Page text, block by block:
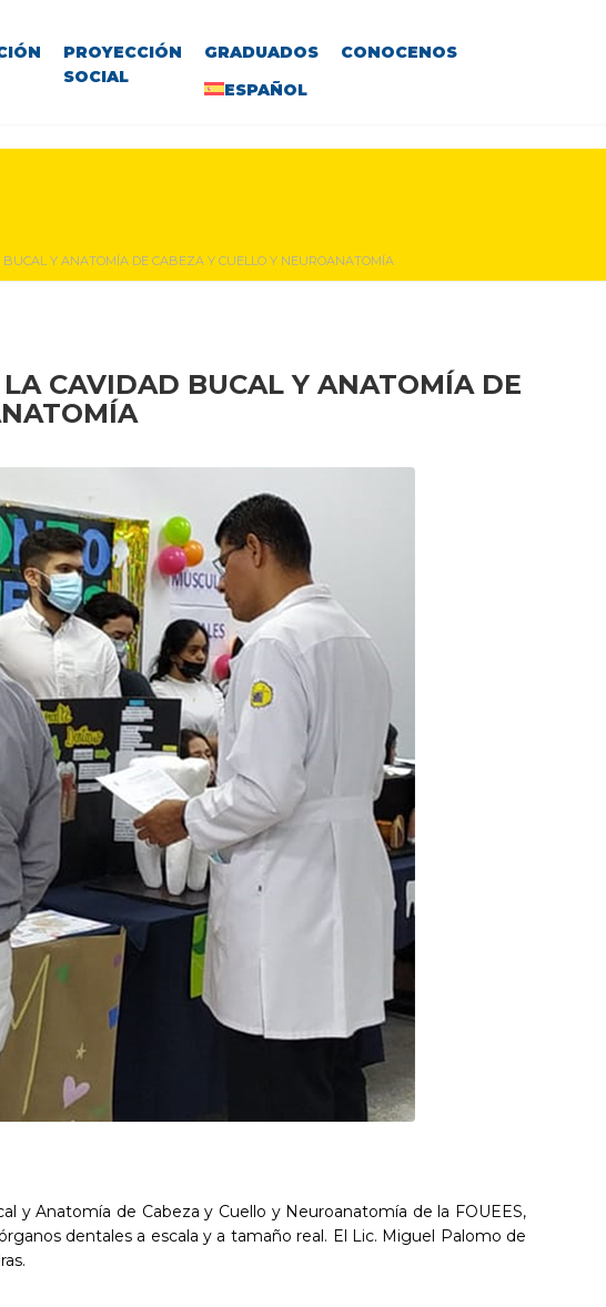
PROYECCIÓN
SOCIAL
GRADUADOS
CONOCENOS
ESPAÑOL
Y ANATOMÍA DE CABEZA Y CUELLO Y NEUROANATOMÍA
CAVIDAD BUCAL Y ANATOMÍA DE
y Anatomía de Cabeza y Cuello y Neuroanatomía de la FOUEES,
dentales a escala y a tamaño real. El Lic. Miguel Palomo de